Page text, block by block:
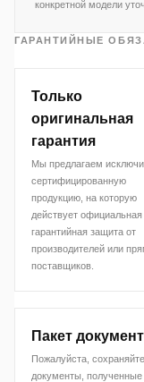
конкретной модели
ГАРАНТИЙНЫЕ
Только
оригинальная
гарантия
Мы предлагаем
сертифицированную
продукцию, на которую
действует официальная
гарантийная защита от
производителей или
поставщиков.
Пакет
Пожалуйста, сохраняйте
документы, полученные